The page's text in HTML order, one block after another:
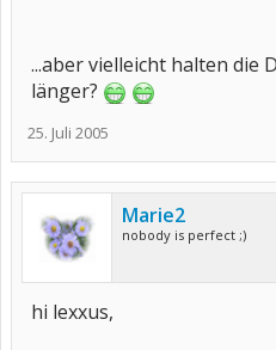
...aber vielleicht halten die
länger?
25. Juli 2005
Marie2
nobody is perfect ;)
hi lexxus,